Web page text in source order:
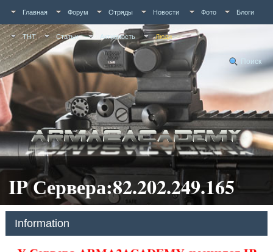
Главная Форум Отряды Новости Фото Блоги
ТНТ Статьи Активность Люди
Поиск
IP Сервера:82.202.249.165
Information